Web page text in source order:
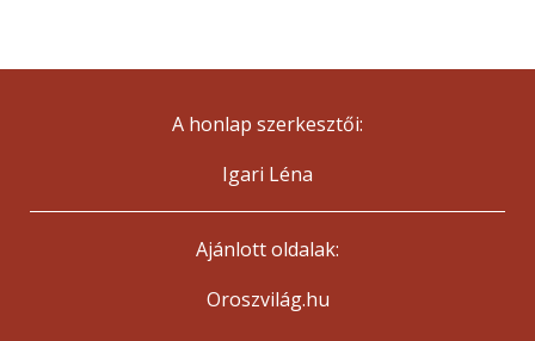
A honlap szerkesztői:
Igari Léna
Ajánlott oldalak:
Oroszvilág.hu